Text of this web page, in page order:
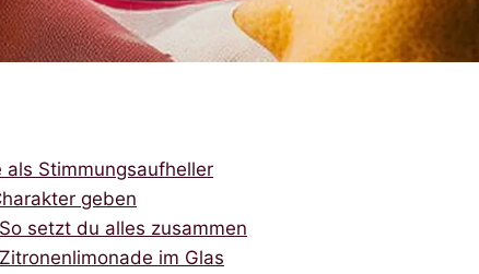
als Stimmungsaufheller
geben
setzt du alles zusammen
im Glas